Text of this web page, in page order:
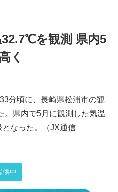
を観測 県内5
く
分頃に、長崎県松浦市の観
県内で5月に観測した気温
なった。（JX通信
供中